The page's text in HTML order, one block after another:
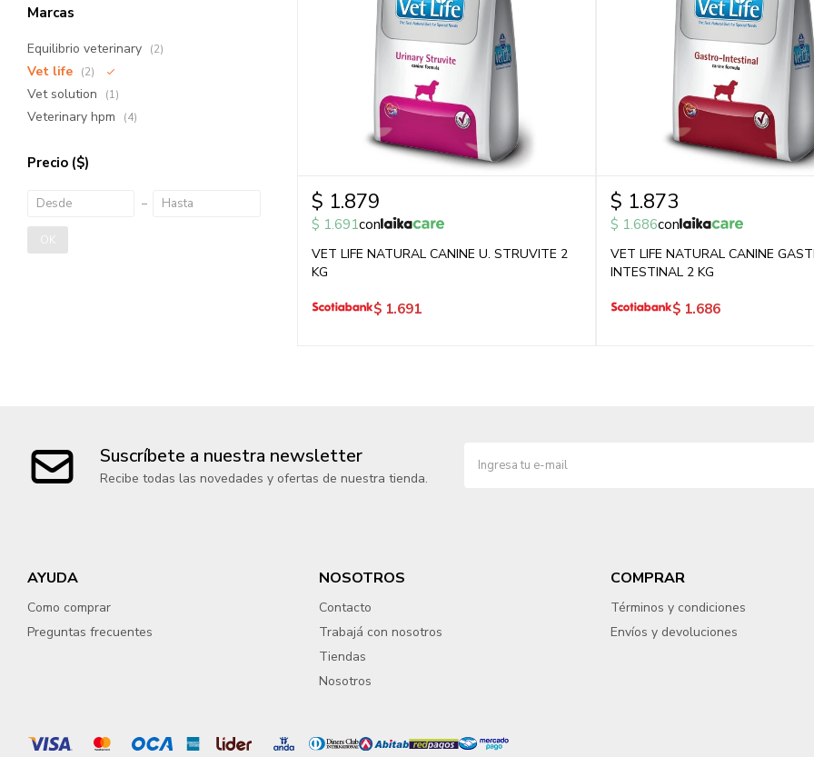
$ 1.879
$ 1.691con
VET LIFE NATURAL CANINE U. STRUVITE 2
KG
$ 1.691
$ 1.873
$ 1.686con
VET LIFE NATURAL CANINE
INTESTINAL 2 KG
$ 1.686
Marcas
Equilibrio veterinary (2)
Vet life (2)
Vet solution (1)
Veterinary hpm (4)
Precio ($)
OK
Suscríbete a nuestra newsletter
Recibe todas las novedades y ofertas de nuestra tienda.
AYUDA
Como comprar
Preguntas frecuentes
NOSOTROS
Contacto
Trabajá con nosotros
Tiendas
Nosotros
COMPRAR
Términos y condiciones
Envíos y devoluciones